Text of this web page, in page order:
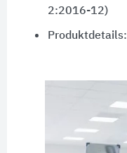
2:2016-12)
Produktdetails: